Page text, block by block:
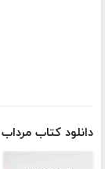
دانلود کتاب